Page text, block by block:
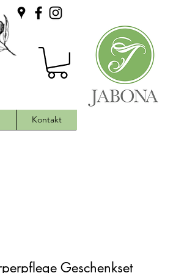
Kontakt
Geschenkset